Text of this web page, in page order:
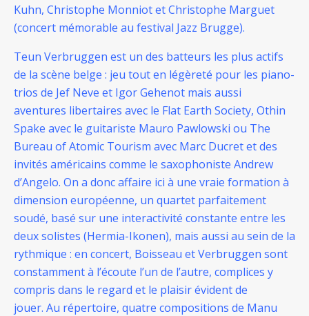
Kuhn, Christophe Monniot et Christophe Marguet
(concert mémorable au festival Jazz Brugge).
Teun Verbruggen est un des batteurs les plus actifs
de la scène belge : jeu tout en légèreté pour les piano-
trios de Jef Neve et Igor Gehenot mais aussi
aventures libertaires avec le Flat Earth Society, Othin
Spake avec le guitariste Mauro Pawlowski ou The
Bureau of Atomic Tourism avec Marc Ducret et des
invités américains comme le saxophoniste Andrew
d’Angelo. On a donc affaire ici à une vraie formation à
dimension européenne, un quartet parfaitement
soudé, basé sur une interactivité constante entre les
deux solistes (Hermia-Ikonen), mais aussi au sein de la
rythmique : en concert, Boisseau et Verbruggen sont
constamment à l’écoute l’un de l’autre, complices y
compris dans le regard et le plaisir évident de
jouer. Au répertoire, quatre compositions de Manu